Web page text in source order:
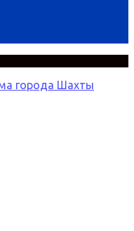
города Шахты